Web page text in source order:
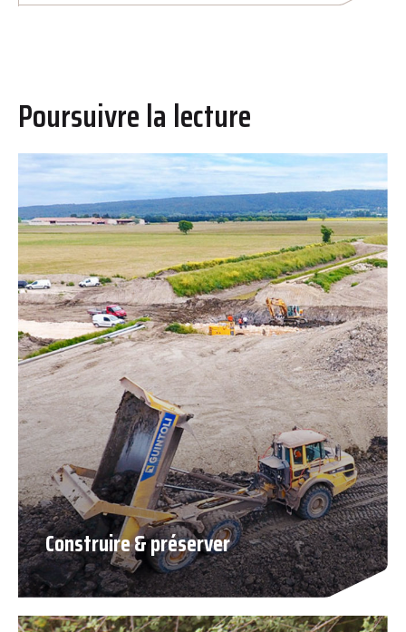
Poursuivre la lecture
Construire & préserver